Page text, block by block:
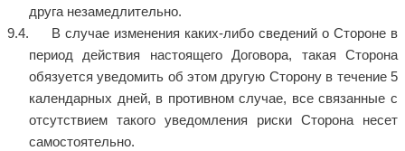
друга незамедлительно.
В случае изменения каких-либо сведений о Стороне в
период действия настоящего Договора, такая Сторона
обязуется уведомить об этом другую Сторону в течение 5
календарных дней, в противном случае, все связанные с
отсутствием такого уведомления риски Сторона несет
самостоятельно.